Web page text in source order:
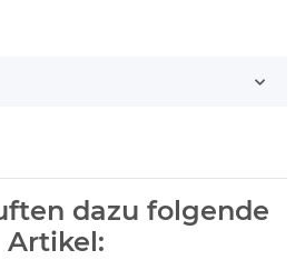
dazu folgende
Artikel: